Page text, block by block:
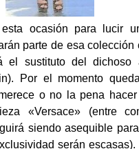
esta ocasión para lucir
parte de esa colección
el sustituto del dichoso
Por el momento
o no la pena
«Versace» (entre
siendo asequible
serán escasas).